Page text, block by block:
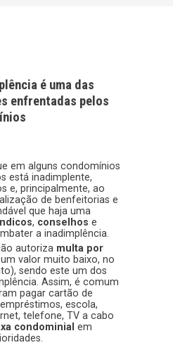
é uma das
enfrentadas pelos
em alguns condomínios
está inadimplente,
e, principalmente, ao
de benfeitorias e
que haja uma
, conselhos e
a inadimplência.
autoriza multa por
valor muito baixo, no
sendo este um dos
Assim, é comum
pagar cartão de
escola,
telefone, TV a cabo
condominial em